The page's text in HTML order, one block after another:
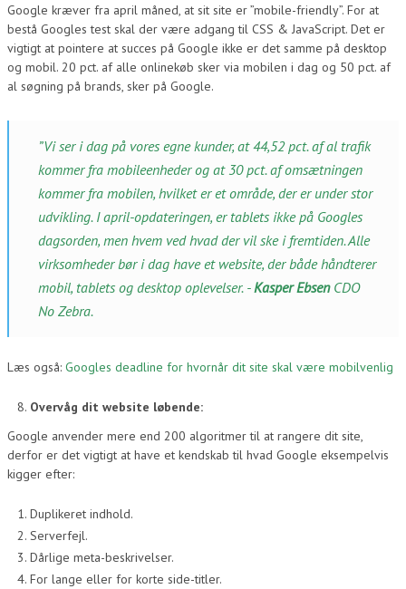
Google kræver fra april måned, at sit site er ”mobile-friendly”. For at
bestå Googles test skal der være adgang til CSS & JavaScript. Det er
vigtigt at pointere at succes på Google ikke er det samme på desktop
og mobil. 20 pct. af alle onlinekøb sker via mobilen i dag og 50 pct. af
al søgning på brands, sker på Google.
”Vi ser i dag på vores egne kunder, at 44,52 pct. af al trafik
kommer fra mobileenheder og at 30 pct. af omsætningen
kommer fra mobilen, hvilket er et område, der er under stor
udvikling. I april-opdateringen, er tablets ikke på Googles
dagsorden, men hvem ved hvad der vil ske i fremtiden. Alle
virksomheder bør i dag have et website, der både håndterer
mobil, tablets og desktop oplevelser. -Kasper EbsenCDO
No Zebra.
Læs også: Googles deadline for hvornår dit site skal være mobilvenlig
Overvåg dit website løbende:
Google anvender mere end 200 algoritmer til at rangere dit site,
derfor er det vigtigt at have et kendskab til hvad Google eksempelvis
kigger efter:
Duplikeret indhold.
Serverfejl.
Dårlige meta-beskrivelser.
For lange eller for korte side-titler.